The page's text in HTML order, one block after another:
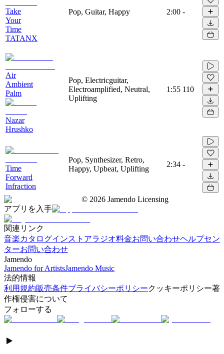
Take
Your
Time
TATANX
Pop, Guitar, Happy 2:00 -
Air
Ambient
Palm
Nazar
Hrushko
Pop, Electricguitar,
Electroamplified, Neutral,
Uplifting
1:55 110
Time
Forward
Infraction
Pop, Synthesizer, Retro,
Happy, Upbeat, Uplifting
2:34 -
© 2026 Jamendo Licensing
アプリを入手
関連リンク
音楽カタログインストアラジオ料金お問い合わせヘルプセン
ターお問い合わせ
Jamendo
Jamendo for ArtistsJamendo Music
法的情報
利用規約販売条件プライバシーポリシークッキーポリシー著
作権侵害について
フォローする